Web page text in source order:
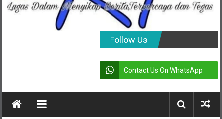
Menyikap
Follow Us
Contact Us On WhatsApp